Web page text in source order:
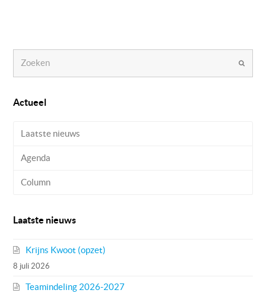
Actueel
Laatste nieuws
Agenda
Column
Laatste nieuws
Krijns Kwoot (opzet)
8 juli 2026
Teamindeling 2026-2027